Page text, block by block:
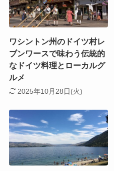
ワシントン州のドイツ村レ
ブンワースで味わう伝統的
なドイツ料理とローカルグ
ルメ
2025年10月28日(火)